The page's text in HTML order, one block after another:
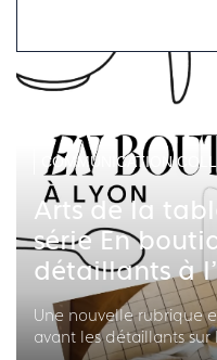
COMMUNICATION
Arts de la
série En
détaillants à
Une nouvelle rubrique
avant les détaillants sur